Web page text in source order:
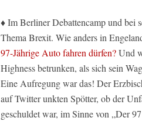
♦ Im Berliner Debattencamp und bei
Thema Brexit. Wie anders in
97-Jährige Auto fahren dürfen?Und
Highness betrunken, als sich sein
Eine Aufregung war das! Der
auf Twitter unkten Spötter, ob der
geschuldet war, im Sinne von „Der